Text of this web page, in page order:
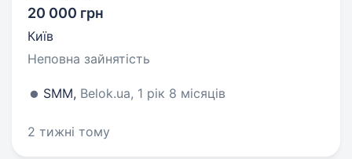
20 000 грн
Київ
Неповна зайнятість
SMM, Belok.ua, 1 рік 8 місяців
2 тижні тому